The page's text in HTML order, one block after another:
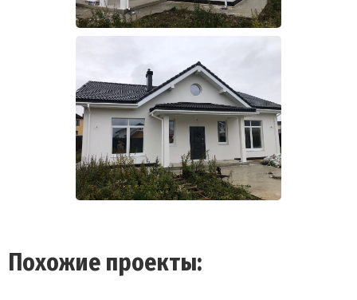
Похожие проекты: